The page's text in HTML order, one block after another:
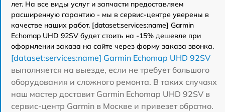
лет. На все виды услуг и запчасти предоставляем
расширенную гарантию - мы в сервис-центре уверены в
качестве наших работ. [dataset:services:name] Garmin
Echomap UHD 92SV будет стоить на -15% дешевле при
оформлении заказа на сайте через форму заказа звонка.
[dataset:services:name] Garmin Echomap UHD 92SV
выполняется на выезде, если не требует большого
оборудования и сложного ремонта. В таких случаях
наш мастер доставит Garmin Echomap UHD 92SV в
сервис-центр Garmin в Москве и привезет обратно.